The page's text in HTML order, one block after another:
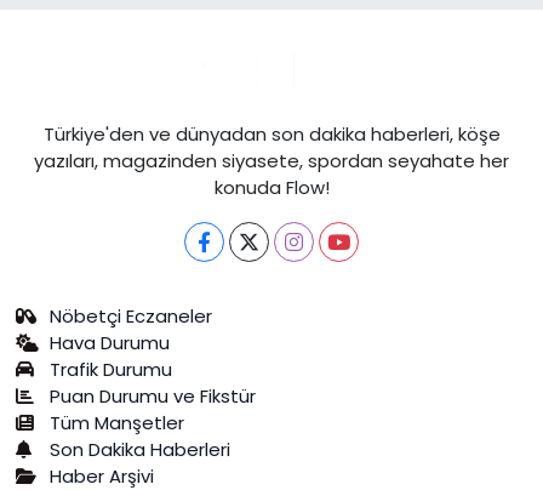
Türkiye'den ve dünyadan son dakika haberleri, köşe
yazıları, magazinden siyasete, spordan seyahate her
konuda Flow!
Nöbetçi Eczaneler
Hava Durumu
Trafik Durumu
Puan Durumu ve Fikstür
Tüm Manşetler
Son Dakika Haberleri
Haber Arşivi